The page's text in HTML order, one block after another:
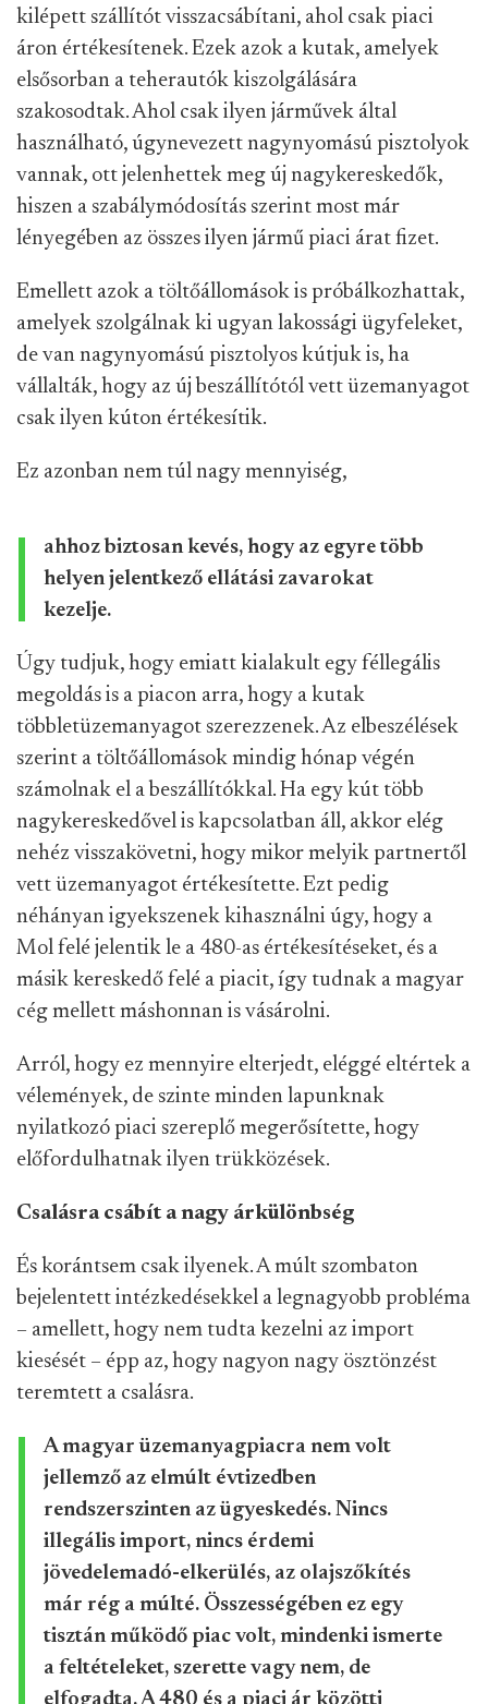
kilépett szállítót visszacsábítani, ahol csak piaci
áron értékesítenek. Ezek azok a kutak, amelyek
elsősorban a teherautók kiszolgálására
szakosodtak. Ahol csak ilyen járművek által
használható, úgynevezett nagynyomású pisztolyok
vannak, ott jelenhettek meg új nagykereskedők,
hiszen a szabálymódosítás szerint most már
lényegében az összes ilyen jármű piaci árat fizet.
Emellett azok a töltőállomások is próbálkozhattak,
amelyek szolgálnak ki ugyan lakossági ügyfeleket,
de van nagynyomású pisztolyos kútjuk is, ha
vállalták, hogy az új beszállítótól vett üzemanyagot
csak ilyen kúton értékesítik.
Ez azonban nem túl nagy mennyiség,
ahhoz biztosan kevés, hogy az egyre több
helyen jelentkező ellátási zavarokat
kezelje.
Úgy tudjuk, hogy emiatt kialakult egy féllegális
megoldás is a piacon arra, hogy a kutak
többletüzemanyagot szerezzenek. Az elbeszélések
szerint a töltőállomások mindig hónap végén
számolnak el a beszállítókkal. Ha egy kút több
nagykereskedővel is kapcsolatban áll, akkor elég
nehéz visszakövetni, hogy mikor melyik partnertől
vett üzemanyagot értékesítette. Ezt pedig
néhányan igyekszenek kihasználni úgy, hogy a
Mol felé jelentik le a 480-as értékesítéseket, és a
másik kereskedő felé a piacit, így tudnak a magyar
cég mellett máshonnan is vásárolni.
Arról, hogy ez mennyire elterjedt, eléggé eltértek a
vélemények, de szinte minden lapunknak
nyilatkozó piaci szereplő megerősítette, hogy
előfordulhatnak ilyen trükközések.
Csalásra csábít a nagy árkülönbség
És korántsem csak ilyenek. A múlt szombaton
bejelentett intézkedésekkel a legnagyobb probléma
– amellett, hogy nem tudta kezelni az import
kiesését – épp az, hogy nagyon nagy ösztönzést
teremtett a csalásra.
A magyar üzemanyagpiacra nem volt
jellemző az elmúlt évtizedben
rendszerszinten az ügyeskedés. Nincs
illegális import, nincs érdemi
jövedelemadó-elkerülés, az olajszőkítés
már rég a múlté. Összességében ez egy
tisztán működő piac volt, mindenki ismerte
a feltételeket, szerette vagy nem, de